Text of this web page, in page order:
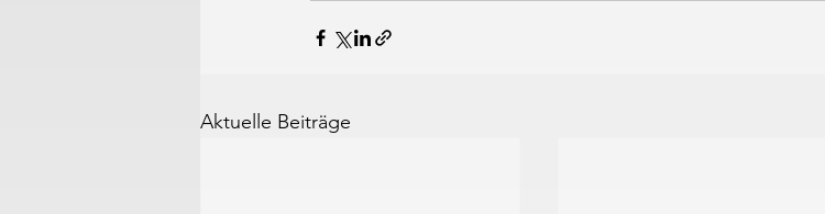
Aktuelle Beiträge